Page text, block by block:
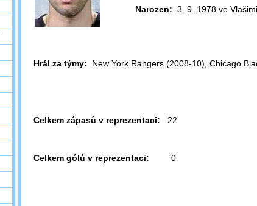
Narozen: 3. 9. 1978 ve Vlašimi
Hrál za týmy: New York Rangers (2008-10), Chicago
Celkem zápasů v reprezentaci: 22
Celkem gólů v reprezentaci: 0